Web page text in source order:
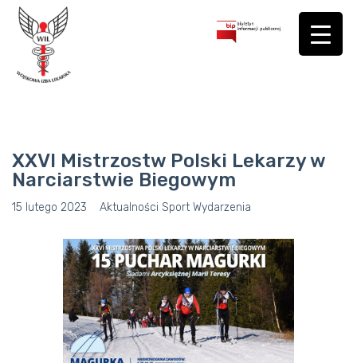
XXVI Mistrzostw Polski Lekarzy w
Narciarstwie Biegowym
15 lutego 2023 Aktualności Sport Wydarzenia